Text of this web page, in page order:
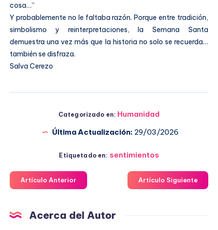
cosa…”
Y probablemente no le faltaba razón. Porque entre tradición,
simbolismo y reinterpretaciones, la Semana Santa
demuestra una vez más que la historia no solo se recuerda…
también se disfraza.
Salva Cerezo
Categorizado en: Humanidad
Última Actualización: 29/03/2026
Etiquetado en: sentimientos
Artículo Anterior Artículo Siguiente
Acerca del Autor